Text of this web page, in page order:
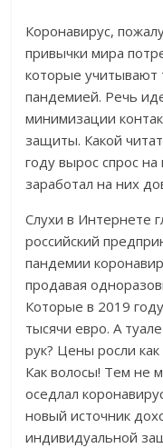
Коронавирус,
привычки мира
которые учитывают
пандемией. Речь
минимизации
защиты. Какой
году вырос спрос на
заработал на них
Слухи в Интернете
российский
пандемии
продавая
Которые в 2019
тысячи евро. А
рук? Цены росли
Как волосы! Тем не
оседлал
новый источник
индивидуальной